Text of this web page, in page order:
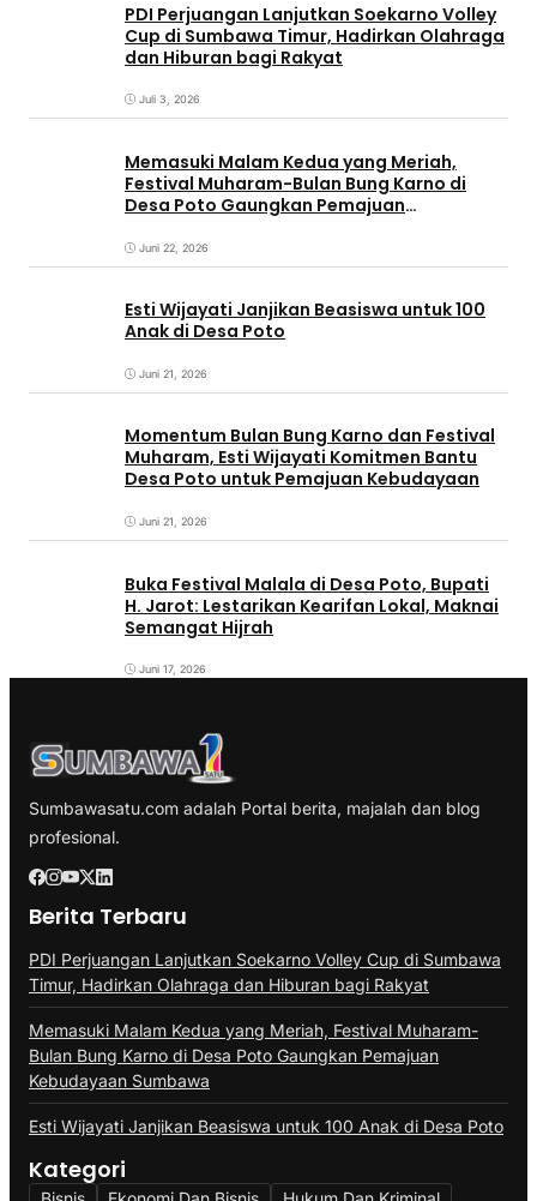
PDI Perjuangan Lanjutkan Soekarno Volley
Cup di Sumbawa Timur, Hadirkan Olahraga
dan Hiburan bagi Rakyat
Juli 3, 2026
Memasuki Malam Kedua yang Meriah,
Festival Muharam-Bulan Bung Karno di
Desa Poto Gaungkan Pemajuan
Juni 22, 2026
Esti Wijayati Janjikan Beasiswa untuk 100
Anak di Desa Poto
Juni 21, 2026
Momentum Bulan Bung Karno dan Festival
Muharam, Esti Wijayati Komitmen Bantu
Desa Poto untuk Pemajuan Kebudayaan
Juni 21, 2026
Buka Festival Malala di Desa Poto, Bupati
H. Jarot: Lestarikan Kearifan Lokal, Maknai
Semangat Hijrah
Juni 17, 2026
Sumbawasatu.com adalah Portal berita, majalah dan blog
profesional.
Berita Terbaru
PDI Perjuangan Lanjutkan Soekarno Volley Cup di Sumbawa
Timur, Hadirkan Olahraga dan Hiburan bagi Rakyat
Memasuki Malam Kedua yang Meriah, Festival Muharam-
Bulan Bung Karno di Desa Poto Gaungkan Pemajuan
Kebudayaan Sumbawa
Esti Wijayati Janjikan Beasiswa untuk 100 Anak di Desa Poto
Kategori